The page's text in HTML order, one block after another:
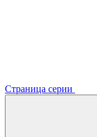
Страница серии